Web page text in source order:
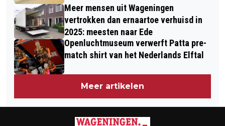
Meer mensen uit Wageningen
vertrokken dan ernaartoe verhuisd in
2025: meesten naar Ede
Openluchtmuseum verwerft Patta pre-
match shirt van het Nederlands Elftal
Meer artikelen